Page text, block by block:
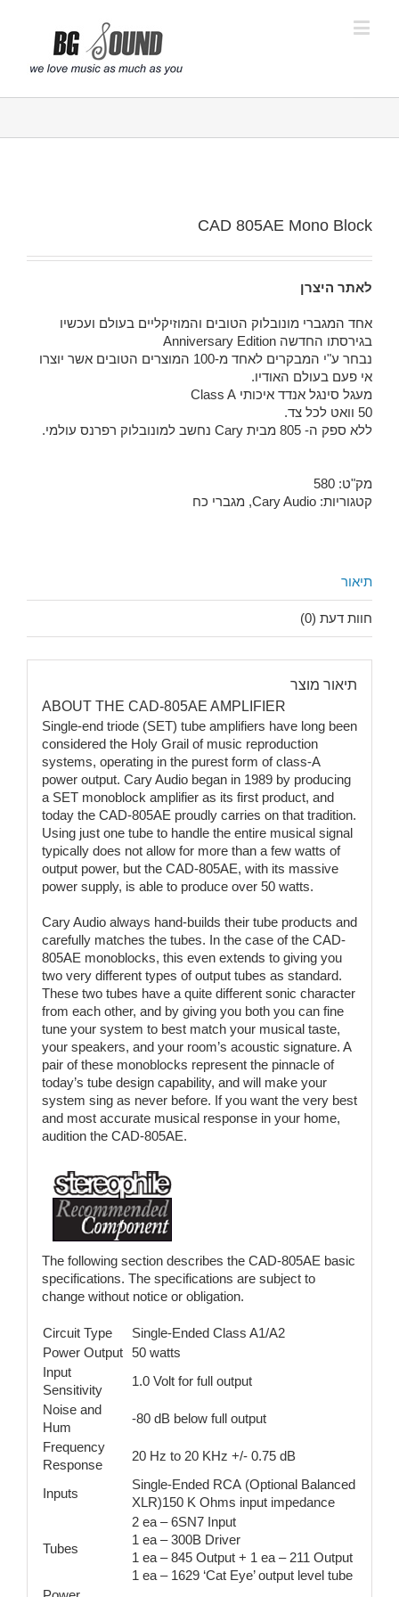
CAD 805AE Mono Block
לאתר היצרן
אחד המגברי מונובלוק הטובים והמוזיקליים בעולם ועכשיו
בגירסתו החדשה Anniversary Edition
נבחר ע"י המבקרים לאחד מ-100 המוצרים הטובים אשר יוצרו
אי פעם בעולם האודיו.
מעגל סינגל אנדד איכותי Class A
50 וואט לכל צד.
ללא ספק ה- 805 מבית Cary נחשב למונובלוק רפרנס עולמי.
מק"ט: 580
קטגוריות: Cary Audio
, מגברי כח
תיאור
חוות דעת (0)
תיאור מוצר
ABOUT THE CAD-805AE AMPLIFIER
Single-end triode (SET) tube amplifiers have long been
considered the Holy Grail of music reproduction
systems, operating in the purest form of class-A
power output. Cary Audio began in 1989 by producing
a SET monoblock amplifier as its first product, and
today the CAD-805AE proudly carries on that tradition.
Using just one tube to handle the entire musical signal
typically does not allow for more than a few watts of
output power, but the CAD-805AE, with its massive
power supply, is able to produce over 50 watts.
Cary Audio always hand-builds their tube products and
carefully matches the tubes. In the case of the CAD-
805AE monoblocks, this even extends to giving you
two very different types of output tubes as standard.
These two tubes have a quite different sonic character
from each other, and by giving you both you can fine
tune your system to best match your musical taste,
your speakers, and your room’s acoustic signature. A
pair of these monoblocks represent the pinnacle of
today’s tube design capability, and will make your
system sing as never before. If you want the very best
and most accurate musical response in your home,
audition the CAD-805AE.
The following section describes the CAD-805AE basic
specifications. The specifications are subject to
change without notice or obligation.
Circuit Type
Single-Ended Class A1/A2
Power Output
50 watts
Input
Sensitivity
1.0 Volt for full output
Noise and
Hum
-80 dB below full output
Frequency
Response
20 Hz to 20 KHz +/- 0.75 dB
Inputs
Single-Ended RCA (Optional Balanced
XLR)150 K Ohms input impedance
Tubes
2 ea – 6SN7 Input
1 ea – 300B Driver
1 ea – 845 Output + 1 ea – 211 Output
1 ea – 1629 ‘Cat Eye’ output level tube